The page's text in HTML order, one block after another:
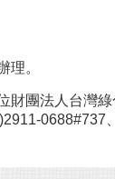
理。
財團法人台灣綠
0688#737、